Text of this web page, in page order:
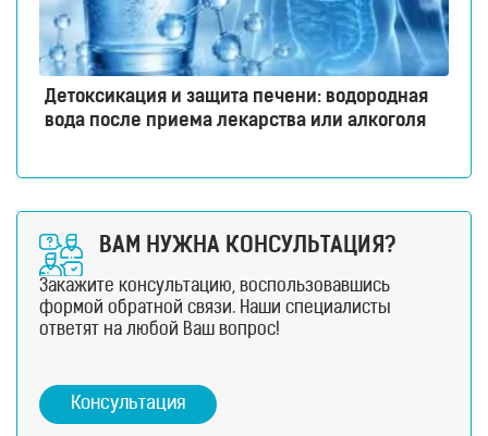
Детоксикация и защита печени: водородная
вода после приема лекарства или алкоголя
ВАМ НУЖНА КОНСУЛЬТАЦИЯ?
Закажите консультацию, воспользовавшись
формой обратной связи. Наши специалисты
ответят на любой Ваш вопрос!
Консультация